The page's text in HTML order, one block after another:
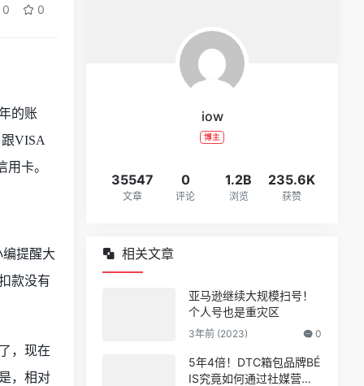
0 0
的账
VISA
卡。
提醒大
款没有
，现在
，相对
iow
博主
35547
文章
0
评论
1.2B
浏览
235.6K
获赞
相关文章
亚马逊继续大规模扫号！
个人号也是重灾区
3年前 (2023) 0
5年4倍！DTC箱包品牌BÉ
IS究竟如何通过社媒营销